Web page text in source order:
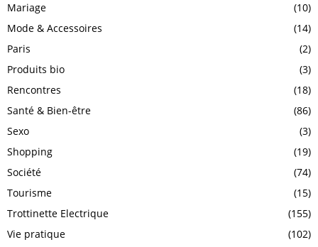
Mariage
(10)
Mode & Accessoires
(14)
Paris
(2)
Produits bio
(3)
Rencontres
(18)
Santé & Bien-être
(86)
Sexo
(3)
Shopping
(19)
Société
(74)
Tourisme
(15)
Trottinette Electrique
(155)
Vie pratique
(102)